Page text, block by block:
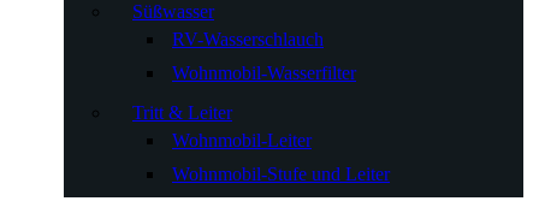
Süßwasser
RV-Wasserschlauch
Wohnmobil-Wasserfilter
Tritt & Leiter
Wohnmobil-Leiter
Wohnmobil-Stufe und Leiter